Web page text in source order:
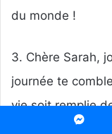
du monde !
3. Chère Sarah,
journée te
vie soit remplie